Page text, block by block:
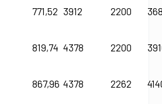
771,52 3912 2200
819,74 4378 2200
867,96 4378 2262